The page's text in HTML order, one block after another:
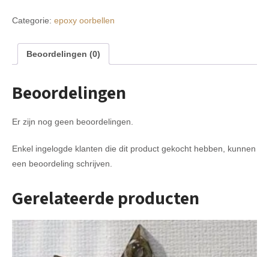
Categorie: epoxy oorbellen
Beoordelingen (0)
Beoordelingen
Er zijn nog geen beoordelingen.
Enkel ingelogde klanten die dit product gekocht hebben, kunnen
een beoordeling schrijven.
Gerelateerde producten